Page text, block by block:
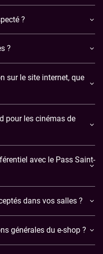
?
?
sur le site internet, que
pour les cinémas de
avec le Pass Saint-
dans vos salles ?
générales du e-shop ?